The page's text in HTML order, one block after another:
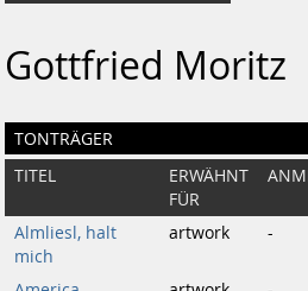
Gottfried Moritz
TONTRÄGER
TITEL
ERWÄHNT
FÜR
Almliesl, halt
mich
artwork -